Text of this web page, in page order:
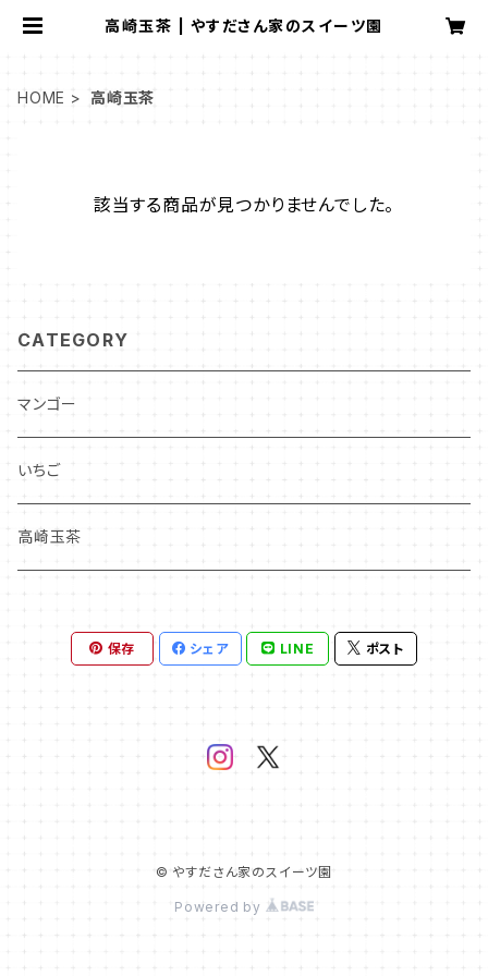
高崎玉茶 | やすださん家のスイーツ園
HOME 高崎玉茶
該当する商品が見つかりませんでした。
CATEGORY
マンゴー
いちご
高崎玉茶
保存 シェア LINE ポスト
© やすださん家のスイーツ園
Powered by